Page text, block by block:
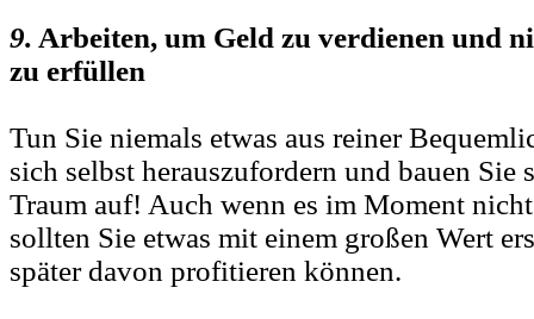
9. Arbeiten, um Geld zu verdienen und
zu erfüllen
Tun Sie niemals etwas aus reiner
sich selbst herauszufordern und bauen Sie
Traum auf! Auch wenn es im Moment
sollten Sie etwas mit einem großen Wert
später davon profitieren können.